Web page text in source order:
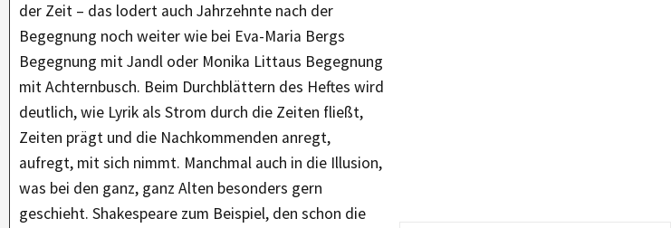
der Zeit – das lodert auch Jahrzehnte nach der
Begegnung noch weiter wie bei Eva-Maria Bergs
Begegnung mit Jandl oder Monika Littaus Begegnung
mit Achternbusch. Beim Durchblättern des Heftes wird
deutlich, wie Lyrik als Strom durch die Zeiten fließt,
Zeiten prägt und die Nachkommenden anregt,
aufregt, mit sich nimmt. Manchmal auch in die Illusion,
was bei den ganz, ganz Alten besonders gern
geschieht. Shakespeare zum Beispiel, den schon die